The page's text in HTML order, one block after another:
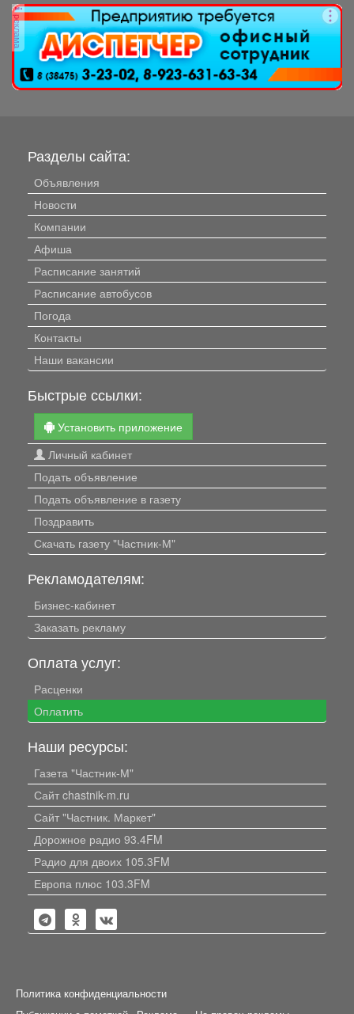
содержании домов...
реклама
Разделы сайта:
Объявления
Новости
Компании
Афиша
Расписание занятий
Расписание автобусов
Погода
Контакты
Наши вакансии
Быстрые ссылки:
Установить приложение
Личный кабинет
Подать объявление
Подать объявление в газету
Поздравить
Скачать газету "Частник-М"
Рекламодателям:
Бизнес-кабинет
Заказать рекламу
Оплата услуг:
Расценки
Оплатить
Наши ресурсы:
Газета "Частник-М"
Сайт chastnik-m.ru
Сайт "Частник. Маркет"
Дорожное радио 93.4FM
Радио для двоих 105.3FM
Европа плюс 103.3FM
Политика конфиденциальности